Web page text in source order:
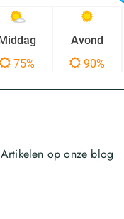
Artikelen op onze blog